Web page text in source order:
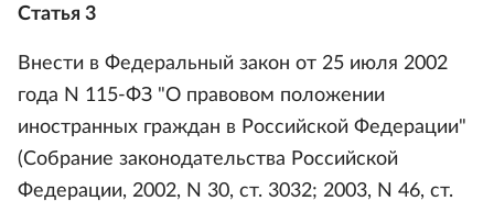
Статья 3
Внести в Федеральный закон от 25 июля 2002
года N 115-ФЗ "О правовом положении
иностранных граждан в Российской Федерации"
(Собрание законодательства Российской
Федерации, 2002, N 30, ст. 3032; 2003, N 46, ст.